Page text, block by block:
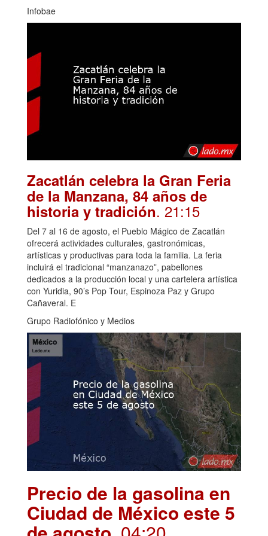
Infobae
Zacatlán celebra la Gran Feria
de la Manzana, 84 años de
historia y tradición. 21:15
Del 7 al 16 de agosto, el Pueblo Mágico de Zacatlán
ofrecerá actividades culturales, gastronómicas,
artísticas y productivas para toda la familia. La feria
incluirá el tradicional “manzanazo”, pabellones
dedicados a la producción local y una cartelera artística
con Yuridia, 90’s Pop Tour, Espinoza Paz y Grupo
Cañaveral. E
Grupo Radiofónico y Medios
Precio de la gasolina en
Ciudad de México este 5